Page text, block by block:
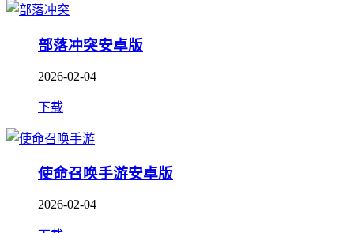
部落冲突安卓版
2026-02-04
下载
使命召唤手游安卓版
2026-02-04